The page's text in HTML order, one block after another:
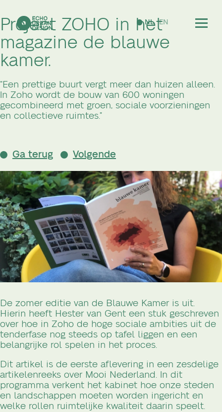
NL EN
Project ZOHO in het
magazine de blauwe
kamer.
“Een prettige buurt vergt meer dan huizen alleen.
In Zoho wordt de bouw van 600 woningen
gecombineerd met groen, sociale voorzieningen
en collectieve ruimtes.”
Ga terug Volgende
De zomer editie van de Blauwe Kamer is uit.
Hierin heeft Hester van Gent een stuk geschreven
over hoe in Zoho de hoge sociale ambities uit de
tenderfase nog steeds op tafel liggen en een
belangrijke rol spelen in het proces.
Dit artikel is de eerste aflevering in een zesdelige
artikelenreeks over Mooi Nederland. In dit
programma verkent het kabinet hoe onze steden
en landschappen moeten worden ingericht en
welke rollen ruimtelijke kwaliteit daarin speelt.